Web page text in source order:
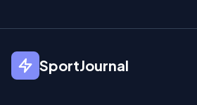
SportJournal